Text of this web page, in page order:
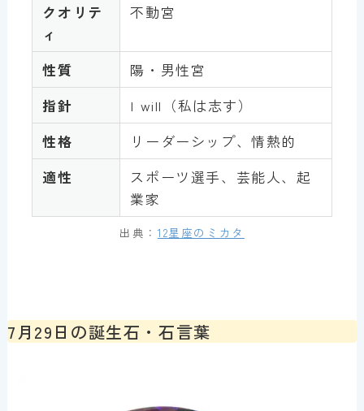
クオリテ
ィ
不動宮
性質
陽・男性宮
指針
I will（私は志す）
性格
リーダーシップ、情熱的
適性
スポーツ選手、芸能人、起
業家
出典： 12星座のミカタ
7月29日の誕生石・石言葉